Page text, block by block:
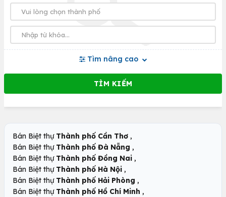
Tìm nâng cao
Bán Biệt thự Thành phố Cần Thơ ,
Bán Biệt thự Thành phố Đà Nẵng ,
Bán Biệt thự Thành phố Đồng Nai ,
Bán Biệt thự Thành phố Hà Nội ,
Bán Biệt thự Thành phố Hải Phòng ,
Bán Biệt thự Thành phố Hồ Chí Minh ,